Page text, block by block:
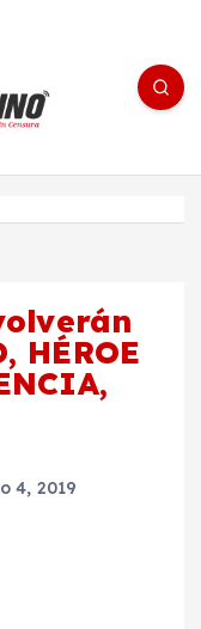
noticias/editorial
HÉROE
4, 2019